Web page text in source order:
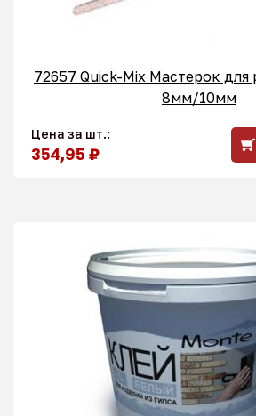
72657 Quick-Mix Мастерок
8мм/10мм
Цена за шт.:
354,95 ₽